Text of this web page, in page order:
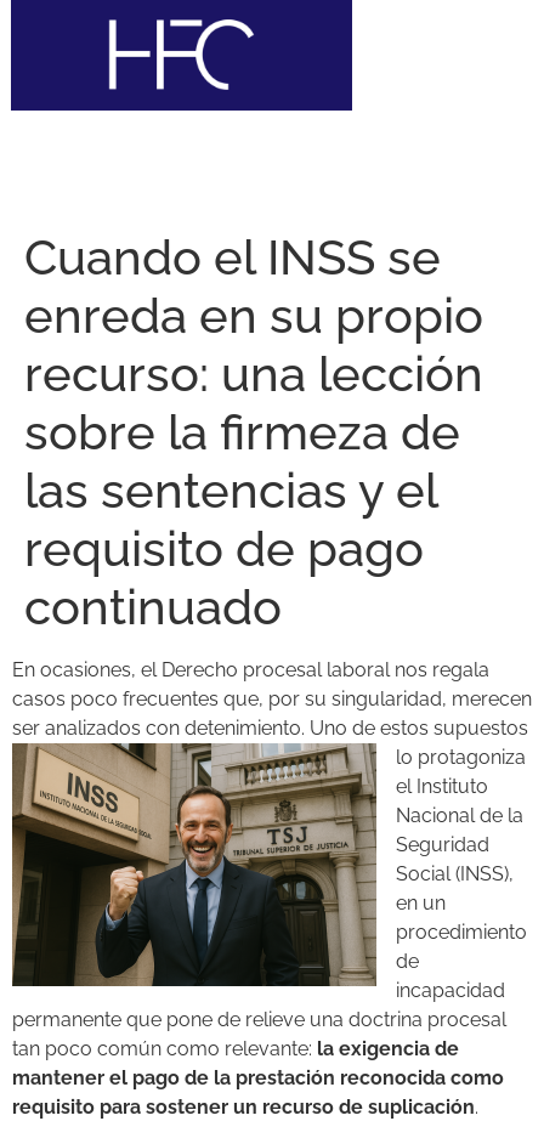
Cuando el INSS se
enreda en su propio
recurso: una lección
sobre la firmeza de
las sentencias y el
requisito de pago
continuado
En ocasiones, el Derecho procesal laboral nos regala
casos poco frecuentes que, por su singularidad, merecen
ser analizados con detenimiento. Uno de estos supuestos
lo protagoniza
el Instituto
Nacional de la
Seguridad
Social (INSS),
en un
procedimiento
de
incapacidad
permanente que pone de relieve una doctrina procesal
tan poco común como relevante: la exigencia de
mantener el pago de la prestación reconocida como
requisito para sostener un recurso de suplicación.